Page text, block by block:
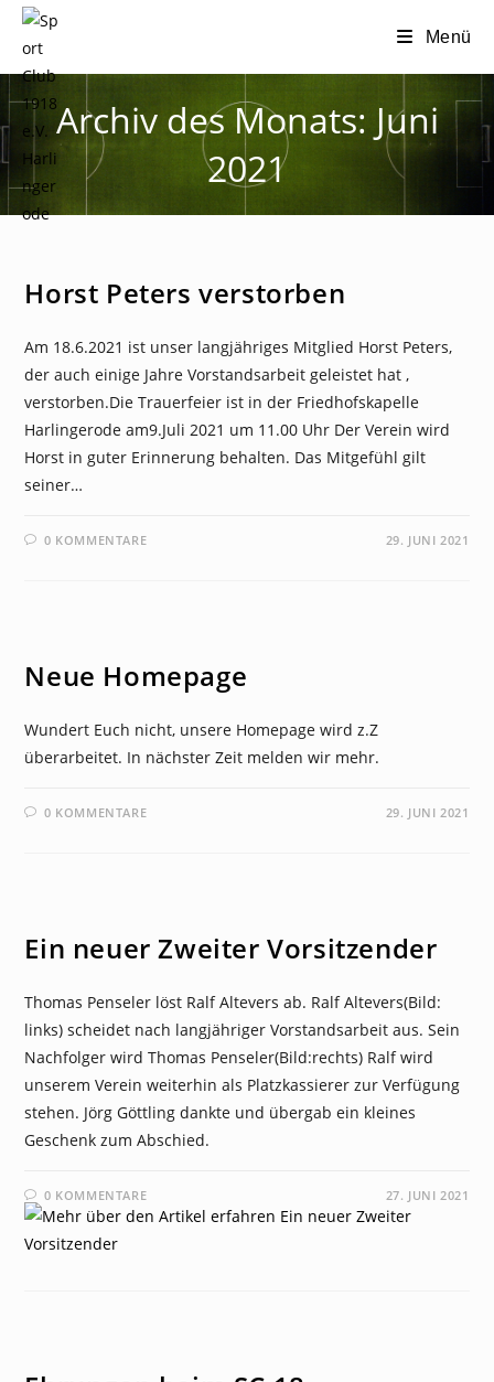
Zum
Inhalt
springen
Menü
Archiv des Monats: Juni
2021
Horst Peters verstorben
Am 18.6.2021 ist unser langjähriges Mitglied Horst Peters,
der auch einige Jahre Vorstandsarbeit geleistet hat ,
verstorben.Die Trauerfeier ist in der Friedhofskapelle
Harlingerode am9.Juli 2021 um 11.00 Uhr Der Verein wird
Horst in guter Erinnerung behalten. Das Mitgefühl gilt
seiner…
0 KOMMENTARE 29. JUNI 2021
Neue Homepage
Wundert Euch nicht, unsere Homepage wird z.Z
überarbeitet. In nächster Zeit melden wir mehr.
0 KOMMENTARE 29. JUNI 2021
Ein neuer Zweiter Vorsitzender
Thomas Penseler löst Ralf Altevers ab. Ralf Altevers(Bild:
links) scheidet nach langjähriger Vorstandsarbeit aus. Sein
Nachfolger wird Thomas Penseler(Bild:rechts) Ralf wird
unserem Verein weiterhin als Platzkassierer zur Verfügung
stehen. Jörg Göttling dankte und übergab ein kleines
Geschenk zum Abschied.
0 KOMMENTARE 27. JUNI 2021